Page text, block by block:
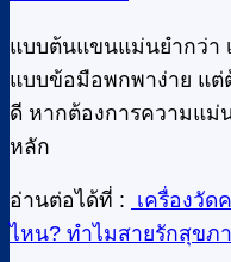
แบบต้นแขนแม่นยำกว่า
แบบข้อมือพกพาง่าย แต่
ดี หากต้องการความแม่
หลัก
อ่านต่อได้ที่ : เครื่องวั
ไหน? ทำไมสายรักสุขภ